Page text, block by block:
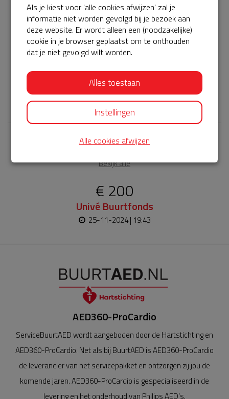
Info Donateurs 1
Het servicepakket van onze BuurtAED verloopt bijna en
blijft. Help je mee? Doneer voor ons servicepakket!
𝕏
Laatste donaties
Bekijk alle
€ 200
Univé Buurtfonds
25-11-2024 | 19:43
AED360-ProCardio
ServiceBuurtAED wordt aangeboden door de Hartstichting en
AED360-ProCardio. Net als bij BuurtAED is AED360-ProCardio
de leverancier van het servicepakket en ontzorgen zij jou de
komende jaren. AED360-ProCardio is gespecialiseerd in de
levering en het onderhoud van Philips AED’s.
Als je kiest voor 'alle cookies afwijzen' zal je
informatie niet worden gevolgd bij je bezoek aan
deze website. Er wordt alleen een (noodzakelijke)
cookie in je browser geplaatst om te onthouden
dat je niet gevolgd wilt worden.
Alles toestaan
Instellingen
Alle cookies afwijzen